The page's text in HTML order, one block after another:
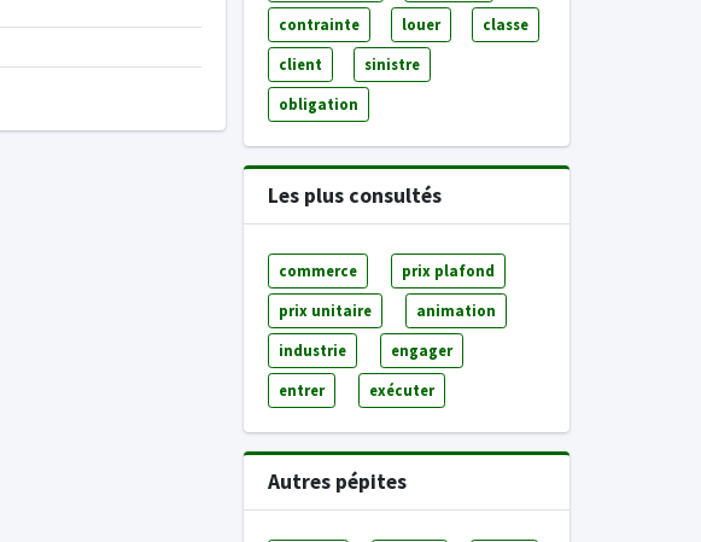
contrainte louer classe
client sinistre
obligation
Les plus consultés
commerce prix plafond
prix unitaire animation
industrie engager
entrer exécuter
Autres pépites